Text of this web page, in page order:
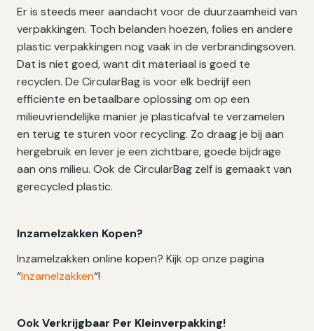
Er is steeds meer aandacht voor de duurzaamheid van
verpakkingen. Toch belanden hoezen, folies en andere
plastic verpakkingen nog vaak in de verbrandingsoven.
Dat is niet goed, want dit materiaal is goed te
recyclen. De CircularBag is voor elk bedrijf een
efficiënte en betaalbare oplossing om op een
milieuvriendelijke manier je plasticafval te verzamelen
en terug te sturen voor recycling. Zo draag je bij aan
hergebruik en lever je een zichtbare, goede bijdrage
aan ons milieu. Ook de CircularBag zelf is gemaakt van
gerecycled plastic.
Inzamelzakken Kopen?
Inzamelzakken online kopen? Kijk op onze pagina
“Inzamelzakken“!
Ook Verkrijgbaar Per Kleinverpakking!